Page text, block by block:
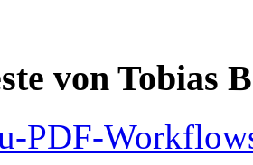
von Tobias
PDF-